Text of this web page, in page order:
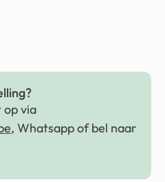
via
, Whatsapp of bel naar